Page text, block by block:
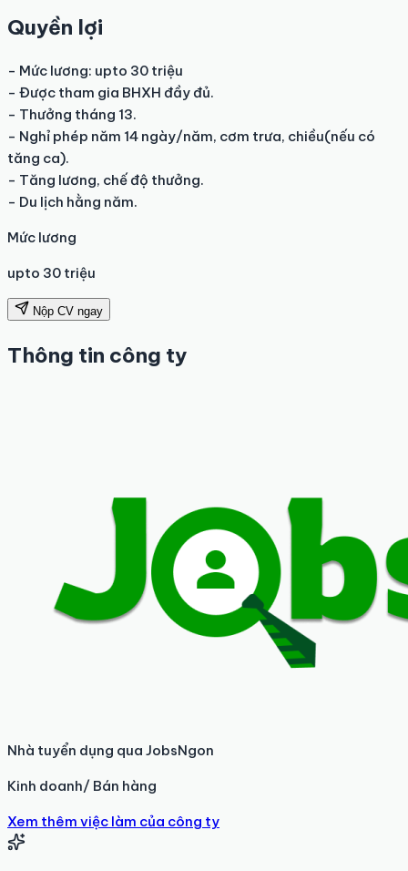
Quyền lợi
- Mức lương: upto 30 triệu
- Được tham gia BHXH đầy đủ.
- Thưởng tháng 13.
- Nghỉ phép năm 14 ngày/năm, cơm trưa, chiều(nếu có
tăng ca).
- Tăng lương, chế độ thưởng.
- Du lịch hằng năm.
Mức lương
upto 30 triệu
Nộp CV ngay
Thông tin công ty
Nhà tuyển dụng qua JobsNgon
Kinh doanh/ Bán hàng
Xem thêm việc làm của công ty